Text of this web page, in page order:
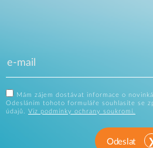
Mám zájem dostávat informace o
Odesláním tohoto formuláře souhlasíte se
údajů. Viz podmínky ochrany soukromí.
Odeslat